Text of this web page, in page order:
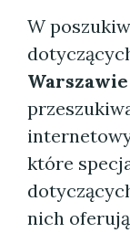
W
Warszawie
które
nich